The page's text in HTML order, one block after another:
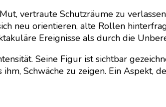
vertraute Schutzräume zu
neu orientieren, alte Rollen
Ereignisse als durch die
Seine Figur ist sichtbar
Schwäche zu zeigen. Ein Aspekt,